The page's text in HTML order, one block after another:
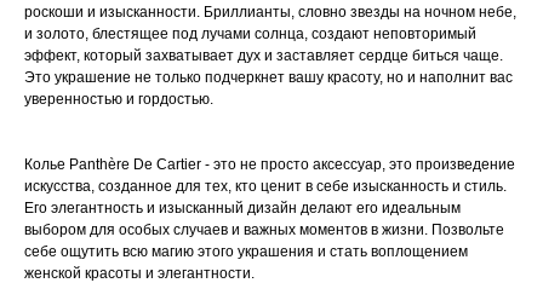
роскоши и изысканности. Бриллианты, словно звезды на ночном небе,
и золото, блестящее под лучами солнца, создают неповторимый
эффект, который захватывает дух и заставляет сердце биться чаще.
Это украшение не только подчеркнет вашу красоту, но и наполнит вас
уверенностью и гордостью.
Колье Panthère De Cartier - это не просто аксессуар, это произведение
искусства, созданное для тех, кто ценит в себе изысканность и стиль.
Его элегантность и изысканный дизайн делают его идеальным
выбором для особых случаев и важных моментов в жизни. Позвольте
себе ощутить всю магию этого украшения и стать воплощением
женской красоты и элегантности.